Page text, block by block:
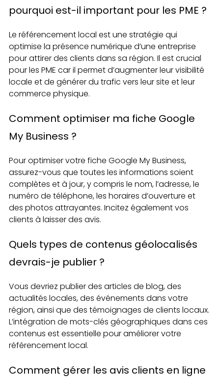
pourquoi est-il important pour les PME ?
Le référencement local est une stratégie qui
optimise la présence numérique d’une entreprise
pour attirer des clients dans sa région. Il est crucial
pour les PME car il permet d’augmenter leur visibilité
locale et de générer du trafic vers leur site et leur
commerce physique.
Comment optimiser ma fiche Google
My Business ?
Pour optimiser votre fiche Google My Business,
assurez-vous que toutes les informations soient
complètes et à jour, y compris le nom, l’adresse, le
numéro de téléphone, les horaires d’ouverture et
des photos attrayantes. Incitez également vos
clients à laisser des avis.
Quels types de contenus géolocalisés
devrais-je publier ?
Vous devriez publier des articles de blog, des
actualités locales, des événements dans votre
région, ainsi que des témoignages de clients locaux.
L’intégration de mots-clés géographiques dans ces
contenus est essentielle pour améliorer votre
référencement local.
Comment gérer les avis clients en ligne